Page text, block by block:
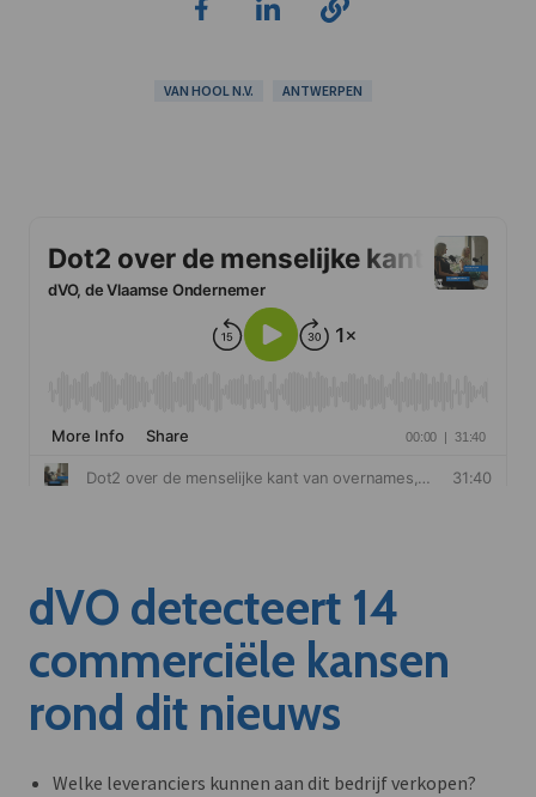
VAN HOOL N.V. ANTWERPEN
dVO detecteert 14
commerciële kansen
rond dit nieuws
Welke leveranciers kunnen aan dit bedrijf verkopen?